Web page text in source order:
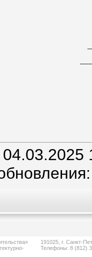
191025, г. Санкт-
Телефоны: 8 (812)